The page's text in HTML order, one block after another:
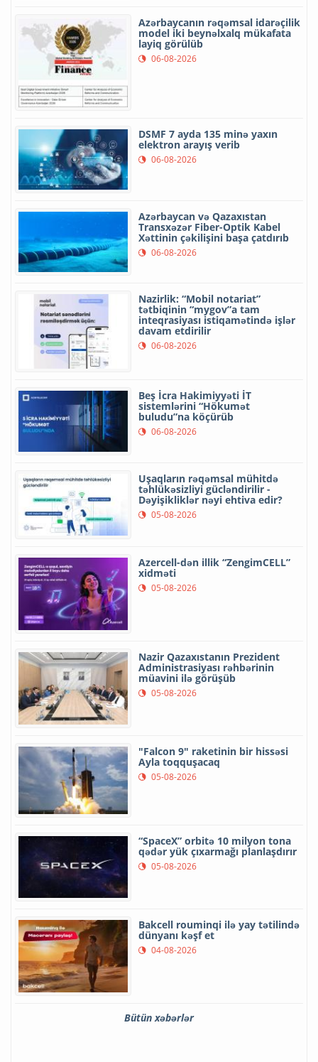
Azərbaycanın rəqəmsal idarəçilik
model iki beynəlxalq mükafata
layiq görülüb
06-08-2026
DSMF 7 ayda 135 minə yaxın
elektron arayış verib
06-08-2026
Azərbaycan və Qazaxıstan
Transxəzər Fiber-Optik Kabel
Xəttinin çəkilişini başa çatdırıb
06-08-2026
Nazirlik: “Mobil notariat”
tətbiqinin “mygov”a tam
inteqrasiyası istiqamətində işlər
davam etdirilir
06-08-2026
Beş İcra Hakimiyyəti İT
sistemlərini “Hökumət
buludu”na köçürüb
06-08-2026
Uşaqların rəqəmsal mühitdə
təhlükəsizliyi gücləndirilir -
Dəyişikliklər nəyi ehtiva edir?
05-08-2026
Azercell-dən illik “ZengimCELL”
xidməti
05-08-2026
Nazir Qazaxıstanın Prezident
Administrasiyası rəhbərinin
müavini ilə görüşüb
05-08-2026
"Falcon 9" raketinin bir hissəsi
Ayla toqquşacaq
05-08-2026
“SpaceX” orbitə 10 milyon tona
qədər yük çıxarmağı planlaşdırır
05-08-2026
Bakcell rouminqi ilə yay tətilində
dünyanı kəşf et
04-08-2026
Bütün xəbərlər